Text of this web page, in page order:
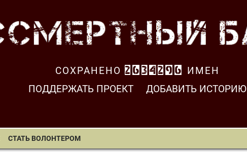
СОХРАНЕНО 2634296
ИМЕН
ПОДДЕРЖАТЬ ПРОЕКТ
ДОБАВИТЬ ИСТОРИЮ
СТАТЬ ВОЛОНТЕРОМ